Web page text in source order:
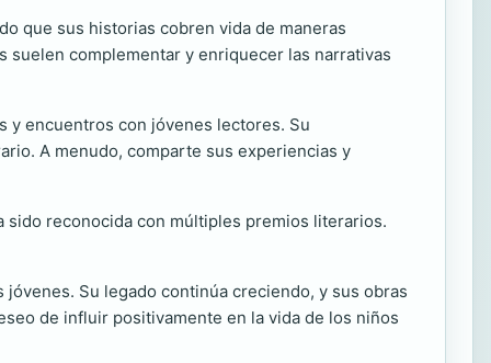
que sus historias cobren vida de maneras
suelen complementar y enriquecer las narrativas
y encuentros con jóvenes lectores. Su
A menudo, comparte sus experiencias y
sido reconocida con múltiples premios literarios.
Su legado continúa creciendo, y sus obras
de influir positivamente en la vida de los niños